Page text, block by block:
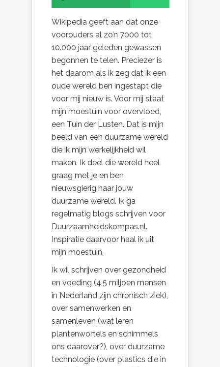
Wikipedia geeft aan dat onze
voorouders al zo’n 7000 tot
10.000 jaar geleden gewassen
begonnen te telen. Preciezer is
het daarom als ik zeg dat ik een
oude wereld ben ingestapt die
voor mij nieuw is. Voor mij staat
mijn moestuin voor overvloed,
een Tuin der Lusten. Dat is mijn
beeld van een duurzame wereld
die ik mijn werkelijkheid wil
maken. Ik deel die wereld heel
graag met je en ben
nieuwsgierig naar jouw
duurzame wereld. Ik ga
regelmatig blogs schrijven voor
Duurzaamheidskompas.nl.
Inspiratie daarvoor haal ik uit
mijn moestuin.
Ik wil schrijven over gezondheid
en voeding (4,5 miljoen mensen
in Nederland zijn chronisch ziek),
over samenwerken en
samenleven (wat leren
plantenwortels en schimmels
ons daarover?), over duurzame
technologie (over plastics die in